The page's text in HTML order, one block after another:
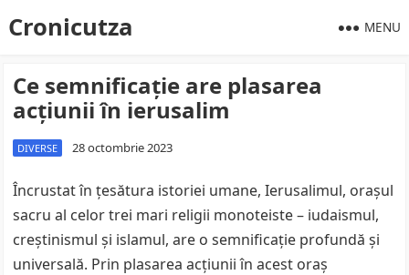
Cronicutza MENU
Ce semnificație are plasarea
acțiunii în ierusalim
DIVERSE 28 octombrie 2023
Încrustat în țesătura istoriei umane, Ierusalimul, orașul
sacru al celor trei mari religii monoteiste – iudaismul,
creștinismul și islamul, are o semnificație profundă și
universală. Prin plasarea acțiunii în acest oraș